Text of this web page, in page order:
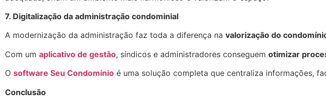
7. Digitalização da administração condominial
A modernização da administração faz toda a diferença na valorização do
Com um aplicativo de gestão, síndicos e administradores conseguem otimizar
O software Seu Condomínio é uma solução completa que centraliza informações,
Conclusão